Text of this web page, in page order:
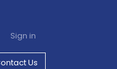
Sign in
Us